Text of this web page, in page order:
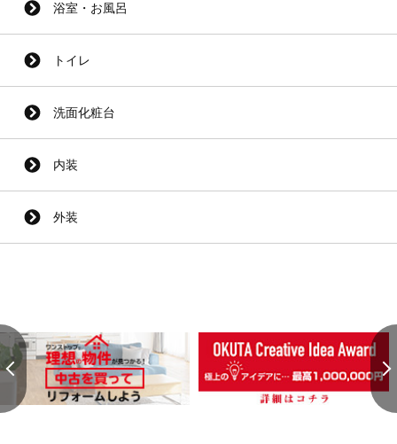
浴室・お風呂
トイレ
洗面化粧台
内装
外装